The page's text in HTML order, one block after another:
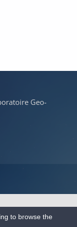
Geo-
to browse the